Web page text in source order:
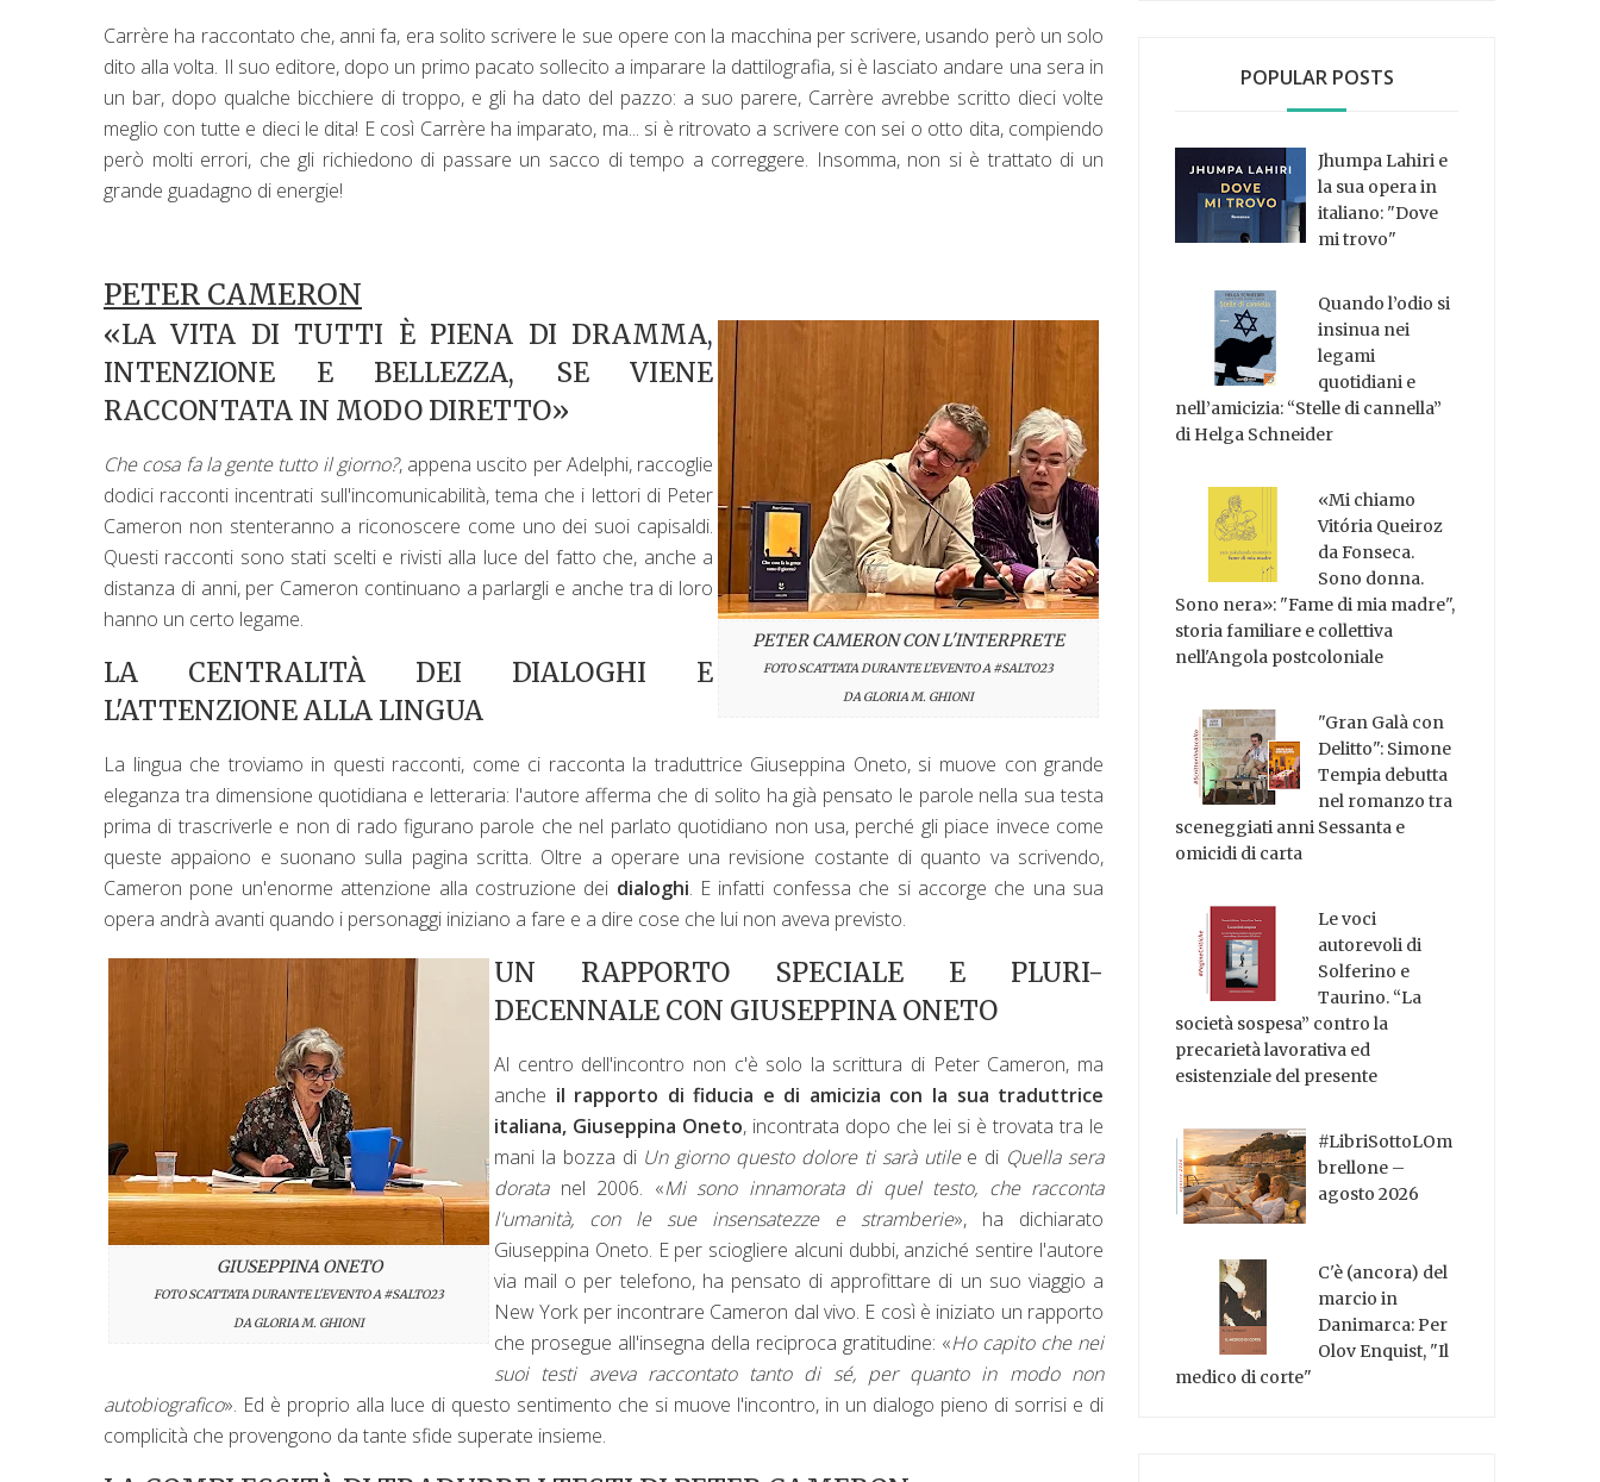
Carrère ha raccontato che, anni fa, era solito scrivere le sue opere con la macchina per scrivere, usando però un solo
dito alla volta. Il suo editore, dopo un primo pacato sollecito a imparare la dattilografia, si è lasciato andare una sera in
un bar, dopo qualche bicchiere di troppo, e gli ha dato del pazzo: a suo parere, Carrère avrebbe scritto dieci volte
meglio con tutte e dieci le dita! E così Carrère ha imparato, ma... si è ritrovato a scrivere con sei o otto dita, compiendo
però molti errori, che gli richiedono di passare un sacco di tempo a correggere. Insomma, non si è trattato di un
grande guadagno di energie!
PETER CAMERON
PETER CAMERON CON L'INTERPRETE
FOTO SCATTATA DURANTE L'EVENTO A #SALTO23
DA GLORIA M. GHIONI
«LA VITA DI TUTTI È PIENA DI DRAMMA,
INTENZIONE E BELLEZZA, SE VIENE
RACCONTATA IN MODO DIRETTO»
Che cosa fa la gente tutto il giorno?, appena uscito per Adelphi, raccoglie
dodici racconti incentrati sull'incomunicabilità, tema che i lettori di Peter
Cameron non stenteranno a riconoscere come uno dei suoi capisaldi.
Questi racconti sono stati scelti e rivisti alla luce del fatto che, anche a
distanza di anni, per Cameron continuano a parlargli e anche tra di loro
hanno un certo legame.
LA CENTRALITÀ DEI DIALOGHI E
L'ATTENZIONE ALLA LINGUA
La lingua che troviamo in questi racconti, come ci racconta la traduttrice Giuseppina Oneto, si muove con grande
eleganza tra dimensione quotidiana e letteraria: l'autore afferma che di solito ha già pensato le parole nella sua testa
prima di trascriverle e non di rado figurano parole che nel parlato quotidiano non usa, perché gli piace invece come
queste appaiono e suonano sulla pagina scritta. Oltre a operare una revisione costante di quanto va scrivendo,
Cameron pone un'enorme attenzione alla costruzione dei dialoghi. E infatti confessa che si accorge che una sua
opera andrà avanti quando i personaggi iniziano a fare e a dire cose che lui non aveva previsto.
GIUSEPPINA ONETO
FOTO SCATTATA DURANTE L'EVENTO A #SALTO23
DA GLORIA M. GHIONI
UN RAPPORTO SPECIALE E PLURI-
DECENNALE CON GIUSEPPINA ONETO
Al centro dell'incontro non c'è solo la scrittura di Peter Cameron, ma
anche il rapporto di fiducia e di amicizia con la sua traduttrice
italiana, Giuseppina Oneto, incontrata dopo che lei si è trovata tra le
mani la bozza di Un giorno questo dolore ti sarà utilee di Quella sera
doratanel 2006. «Mi sono innamorata di quel testo, che racconta
l'umanità, con le sue insensatezze e stramberie», ha dichiarato
Giuseppina Oneto. E per sciogliere alcuni dubbi, anziché sentire l'autore
via mail o per telefono, ha pensato di approfittare di un suo viaggio a
New York per incontrare Cameron dal vivo. E così è iniziato un rapporto
che prosegue all'insegna della reciproca gratitudine: «Ho capito che nei
suoi testi aveva raccontato tanto di sé, per quanto in modo non
autobiografico». Ed è proprio alla luce di questo sentimento che si muove l'incontro, in un dialogo pieno di sorrisi e di
complicità che provengono da tante sfide superate insieme.
POPULAR POSTS
Jhumpa Lahiri e
la sua opera in
italiano: "Dove
mi trovo"
Quando l’odio si
insinua nei
legami
quotidiani e
nell’amicizia: “Stelle di cannella”
di Helga Schneider
«Mi chiamo
Vitória Queiroz
da Fonseca.
Sono donna.
Sono nera»: "Fame di mia madre",
storia familiare e collettiva
nell'Angola postcoloniale
"Gran Galà con
Delitto": Simone
Tempia debutta
nel romanzo tra
sceneggiati anni Sessanta e
omicidi di carta
Le voci
autorevoli di
Solferino e
Taurino. “La
società sospesa” contro la
precarietà lavorativa ed
esistenziale del presente
#LibriSottoLOm
brellone –
agosto 2026
C'è (ancora) del
marcio in
Danimarca: Per
Olov Enquist, "Il
medico di corte"